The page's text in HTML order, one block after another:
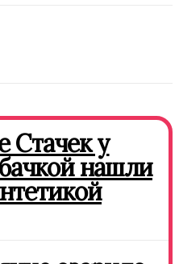
Стачек у
нашли